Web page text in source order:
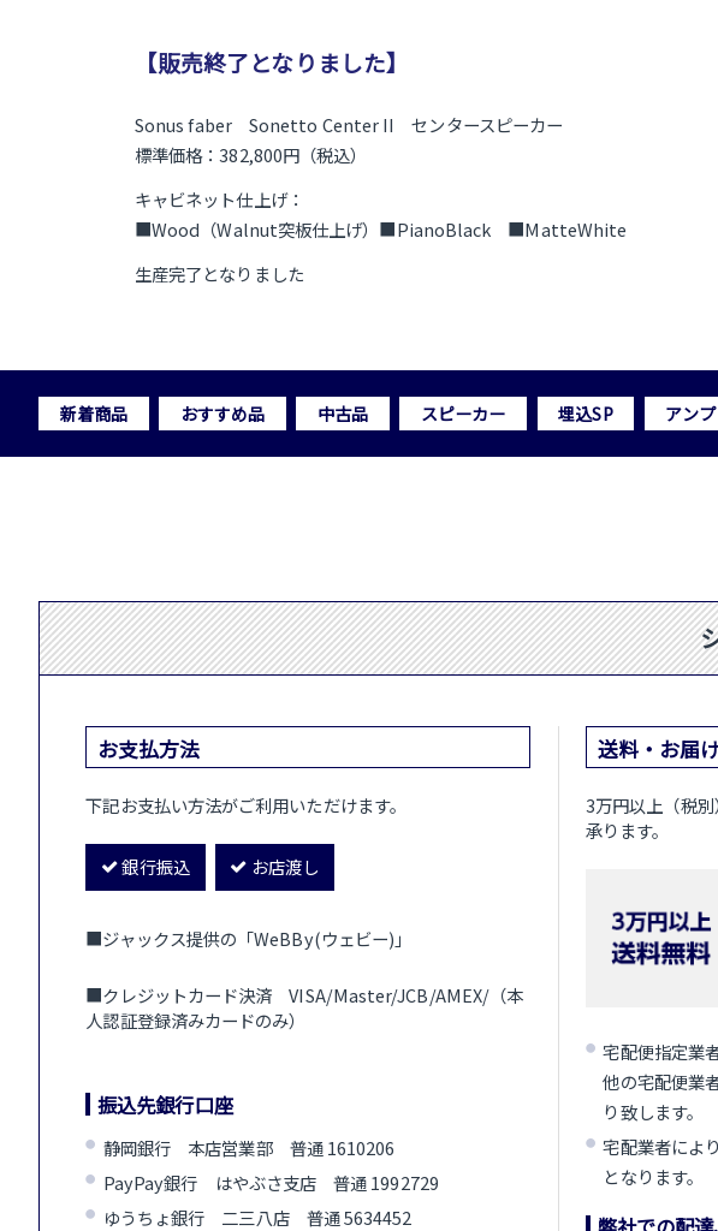
【販売終了となりました】
Sonus faber Sonetto Center II センタースピーカー
標準価格：382,800円（税込）
キャビネット仕上げ：
■Wood（Walnut突板仕上げ）■PianoBlack ■MatteWhite
生産完了となりました
新着商品 おすすめ品 中古品 スピーカー 埋込SP アンプ
お支払方法
下記お支払い方法がご利用いただけます。
銀行振込 お店渡し
■ジャックス提供の「WeBBy(ウェビー)」
■クレジットカード決済 VISA/Master/JCB/AMEX/（本
人認証登録済みカードのみ）
振込先銀行口座
静岡銀行 本店営業部 普通 1610206
PayPay銀行 はやぶさ支店 普通 1992729
ゆうちょ銀行 二三八店 普通 5634452
送料・お届
3万円以上（税
承ります。
宅配便指定業
他の宅配便業
り致します。
宅配業者によ
となります。